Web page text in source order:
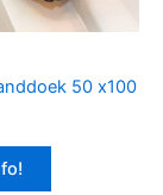
50 x100